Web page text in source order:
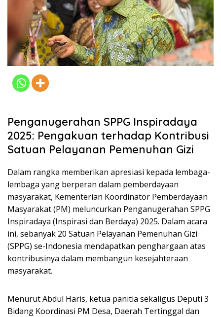
Penganugerahan SPPG Inspiradaya
2025: Pengakuan terhadap Kontribusi
Satuan Pelayanan Pemenuhan Gizi
Dalam rangka memberikan apresiasi kepada lembaga-
lembaga yang berperan dalam pemberdayaan
masyarakat, Kementerian Koordinator Pemberdayaan
Masyarakat (PM) meluncurkan Penganugerahan SPPG
Inspiradaya (Inspirasi dan Berdaya) 2025. Dalam acara
ini, sebanyak 20 Satuan Pelayanan Pemenuhan Gizi
(SPPG) se-Indonesia mendapatkan penghargaan atas
kontribusinya dalam membangun kesejahteraan
masyarakat.
Menurut Abdul Haris, ketua panitia sekaligus Deputi 3
Bidang Koordinasi PM Desa, Daerah Tertinggal dan